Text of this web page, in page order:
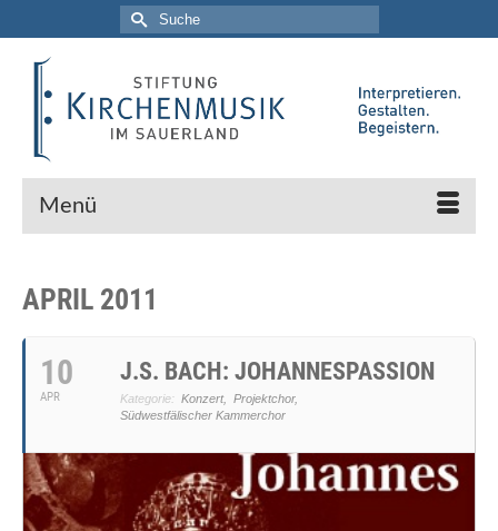
Suche
nach:
Menü
APRIL 2011
10
APR
J.S. BACH: JOHANNESPASSION
Kategorie: Konzert,
Projektchor,
Südwestfälischer Kammerchor